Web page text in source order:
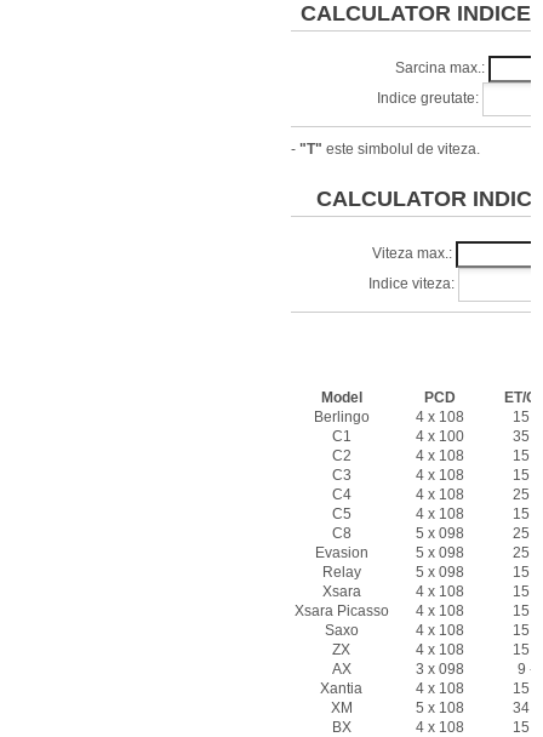
CALCULATOR INDICE
Sarcina max.:
Indice greutate:
- "T" este simbolul de viteza.
CALCULATOR
Viteza max.:
Indice viteza:
Model PCD
ET/
Berlingo
4 x 108
15 -
C1
4 x 100
35 -
C2
4 x 108
15 -
C3
4 x 108
15 -
C4
4 x 108
25 -
C5
4 x 108
15 -
C8
5 x 098
25 -
Evasion
5 x 098
25 -
Relay
5 x 098
15 -
Xsara
4 x 108
15 -
Xsara Picasso
4 x 108
15 -
Saxo
4 x 108
15 -
ZX
4 x 108
15 -
AX
3 x 098
9 -
Xantia
4 x 108
15 -
XM
5 x 108
34 -
BX
4 x 108
15 -